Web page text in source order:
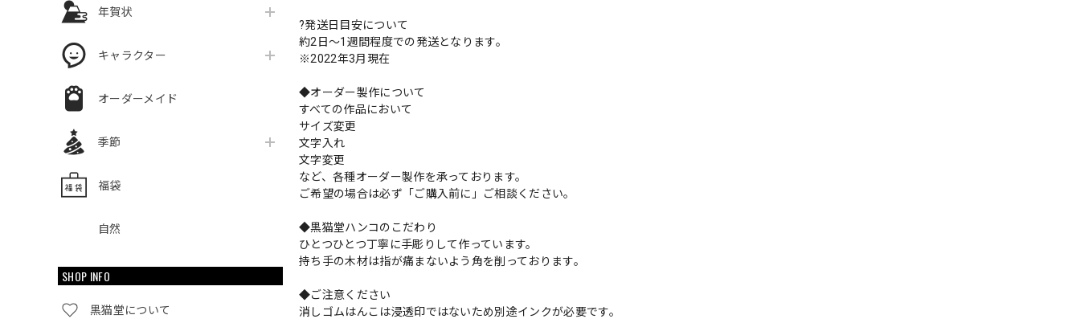
年賀状
キャラクター
オーダーメイド
季節
福袋
自然
SHOP INFO
黒猫堂について
?発送日目安について
約2日〜1週間程度での発送となります。
※2022年3月現在
◆オーダー製作について
すべての作品において
サイズ変更
文字入れ
文字変更
など、各種オーダー製作を承っております。
ご希望の場合は必ず「ご購入前に」ご相談ください。
◆黒猫堂ハンコのこだわり
ひとつひとつ丁寧に手彫りして作っています。
持ち手の木材は指が痛まないよう角を削っております。
◆ご注意ください
消しゴムはんこは浸透印ではないため別途インクが必要です。